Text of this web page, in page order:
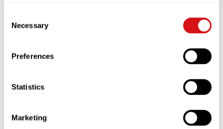
Selection
Necessary
Preferences
Statistics
Marketing
simple data-driven approach to coffee